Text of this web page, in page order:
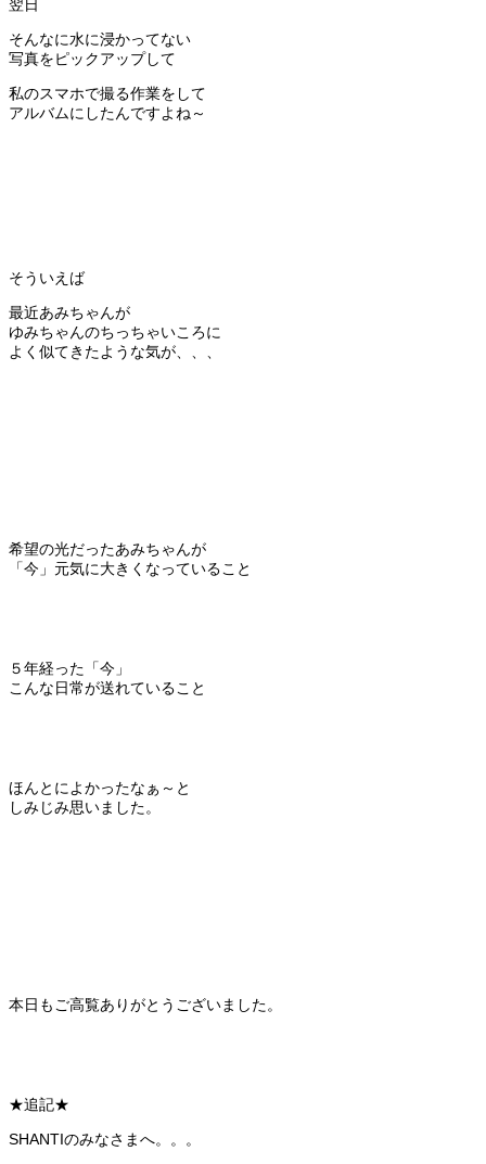
翌日
そんなに水に浸かってない
写真をピックアップして
私のスマホで撮る作業をして
アルバムにしたんですよね～
そういえば
最近あみちゃんが
ゆみちゃんのちっちゃいころに
よく似てきたような気が、、、
希望の光だったあみちゃんが
「今」元気に大きくなっていること
５年経った「今」
こんな日常が送れていること
ほんとによかったなぁ～と
しみじみ思いました。
本日もご高覧ありがとうございました。
★追記★
SHANTIのみなさまへ。。。